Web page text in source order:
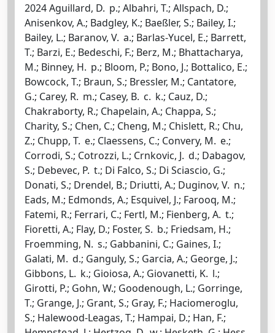
2024 Aguillard, D. p.; Albahri, T.; Allspach, D.;
Anisenkov, A.; Badgley, K.; Baeßler, S.; Bailey, I.;
Bailey, L.; Baranov, V. a.; Barlas-Yucel, E.; Barrett,
T.; Barzi, E.; Bedeschi, F.; Berz, M.; Bhattacharya,
M.; Binney, H. p.; Bloom, P.; Bono, J.; Bottalico, E.;
Bowcock, T.; Braun, S.; Bressler, M.; Cantatore,
G.; Carey, R. m.; Casey, B. c. k.; Cauz, D.;
Chakraborty, R.; Chapelain, A.; Chappa, S.;
Charity, S.; Chen, C.; Cheng, M.; Chislett, R.; Chu,
Z.; Chupp, T. e.; Claessens, C.; Convery, M. e.;
Corrodi, S.; Cotrozzi, L.; Crnkovic, J. d.; Dabagov,
S.; Debevec, P. t.; Di Falco, S.; Di Sciascio, G.;
Donati, S.; Drendel, B.; Driutti, A.; Duginov, V. n.;
Eads, M.; Edmonds, A.; Esquivel, J.; Farooq, M.;
Fatemi, R.; Ferrari, C.; Fertl, M.; Fienberg, A. t.;
Fioretti, A.; Flay, D.; Foster, S. b.; Friedsam, H.;
Froemming, N. s.; Gabbanini, C.; Gaines, I.;
Galati, M. d.; Ganguly, S.; Garcia, A.; George, J.;
Gibbons, L. k.; Gioiosa, A.; Giovanetti, K. l.;
Girotti, P.; Gohn, W.; Goodenough, L.; Gorringe,
T.; Grange, J.; Grant, S.; Gray, F.; Haciomeroglu,
S.; Halewood-Leagas, T.; Hampai, D.; Han, F.;